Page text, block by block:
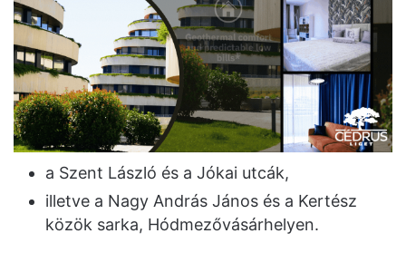
a Szent László és a Jókai utcák,
illetve a Nagy András János és a Kertész
közök sarka, Hódmezővásárhelyen.